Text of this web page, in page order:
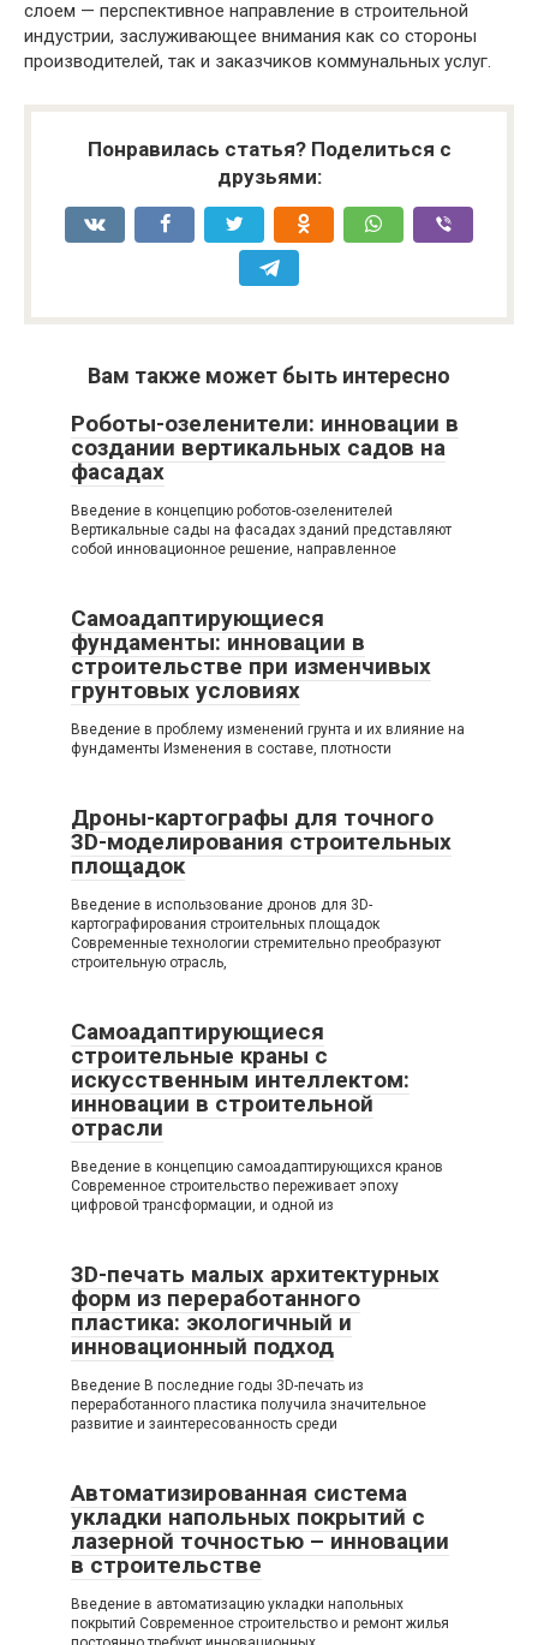
слоем — перспективное направление в строительной
индустрии, заслуживающее внимания как со стороны
производителей, так и заказчиков коммунальных услуг.
Понравилась статья? Поделиться с
друзьями:
Вам также может быть интересно
Роботы-озеленители: инновации в
создании вертикальных садов на
фасадах
Введение в концепцию роботов-озеленителей
Вертикальные сады на фасадах зданий представляют
собой инновационное решение, направленное
Самоадаптирующиеся
фундаменты: инновации в
строительстве при изменчивых
грунтовых условиях
Введение в проблему изменений грунта и их влияние на
фундаменты Изменения в составе, плотности
Дроны-картографы для точного
3D-моделирования строительных
площадок
Введение в использование дронов для 3D-
картографирования строительных площадок
Современные технологии стремительно преобразуют
строительную отрасль,
Самоадаптирующиеся
строительные краны с
искусственным интеллектом:
инновации в строительной
отрасли
Введение в концепцию самоадаптирующихся кранов
Современное строительство переживает эпоху
цифровой трансформации, и одной из
3D-печать малых архитектурных
форм из переработанного
пластика: экологичный и
инновационный подход
Введение В последние годы 3D-печать из
переработанного пластика получила значительное
развитие и заинтересованность среди
Автоматизированная система
укладки напольных покрытий с
лазерной точностью – инновации
в строительстве
Введение в автоматизацию укладки напольных
покрытий Современное строительство и ремонт жилья